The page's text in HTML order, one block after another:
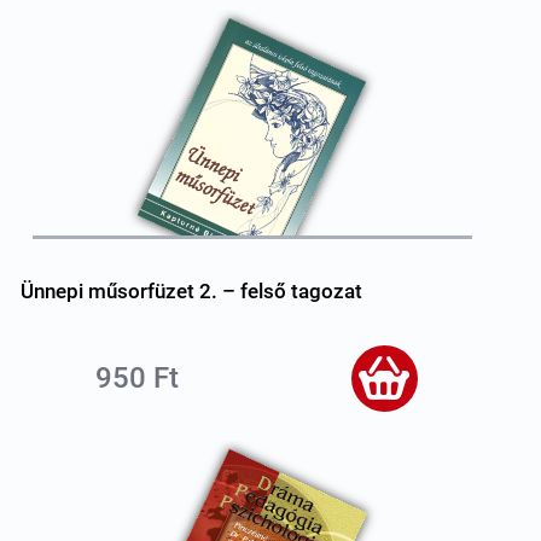
Ünnepi műsorfüzet 2. – felső tagozat
950 Ft